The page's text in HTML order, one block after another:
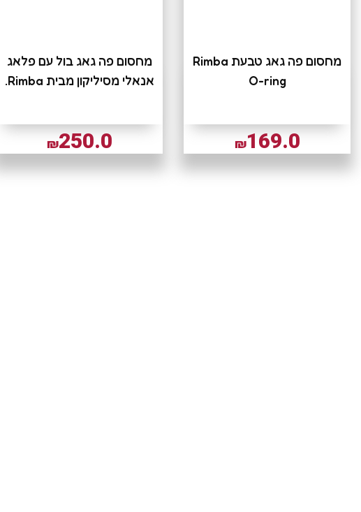
מחסום פה גאג טבעת Rimba
O-ring
₪169.0
מחסום פה גאג בול עם פלאג
אנאלי מסיליקון מבית Rimba.
₪250.0